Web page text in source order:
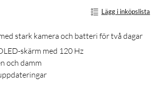
Lägg i inköpslista
stark kamera och batteri för två dagar
skärm med 120 Hz
och damm